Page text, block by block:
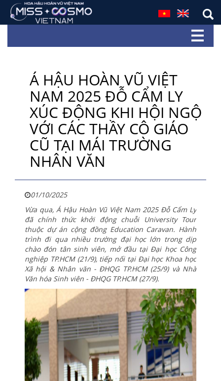
Á HẬU HOÀN VŨ VIỆT
NAM 2025 ĐỖ CẨM LY
XÚC ĐỘNG KHI HỘI NGỘ
VỚI CÁC THẦY CÔ GIÁO
CŨ TẠI MÁI TRƯỜNG
NHÂN VĂN
01/10/2025
Vừa qua, Á Hậu Hoàn Vũ Việt Nam 2025 Đỗ Cẩm Ly
đã chính thức khởi động chuỗi University Tour
thuộc dự án cộng đồng Education Caravan. Hành
trình đi qua nhiều trường đại học lớn trong dịp
chào đón tân sinh viên, mở đầu tại Đại học Công
nghiệp TP.HCM (21/9), tiếp nối tại Đại học Khoa học
Xã hội & Nhân văn - ĐHQG TP.HCM (25/9) và Nhà
Văn hóa Sinh viên - ĐHQG TP.HCM (27/9).